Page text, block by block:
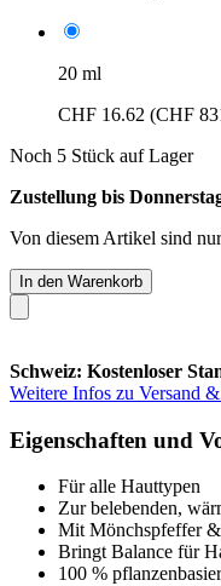
20 ml
CHF 16.62 (CHF
Noch 5 Stück auf Lager
Zustellung bis
Von diesem Artikel sind
In den Warenkorb
Schweiz: Kostenloser
Weitere Infos zu Versand
Eigenschaften und
Für alle Hauttypen
Zur belebenden,
Mit Mönchspfeffer
Bringt Balance für
100 %